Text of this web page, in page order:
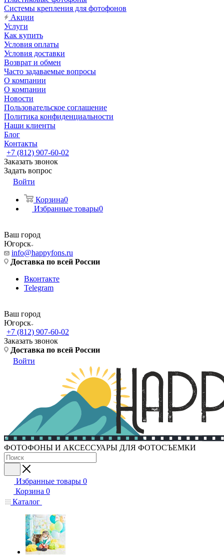
Системы крепления для фотофонов
Акции
Услуги
Как купить
Условия оплаты
Условия доставки
Возврат и обмен
Часто задаваемые вопросы
О компании
О компании
Новости
Пользовательское соглашение
Политика конфиденциальности
Наши клиенты
Блог
Контакты
+7 (812) 907-60-02
Заказать звонок
Задать вопрос
Войти
Корзина0
Избранные товары0
Ваш город
Югорск
info@happyfons.ru
Доставка по всей России
Вконтакте
Telegram
Ваш город
Югорск
+7 (812) 907-60-02
Заказать звонок
Доставка по всей России
Войти
ФОТОФОНЫ И АКСЕССУАРЫ ДЛЯ ФОТОСЪЕМКИ
Избранные товары 0
Корзина 0
Каталог